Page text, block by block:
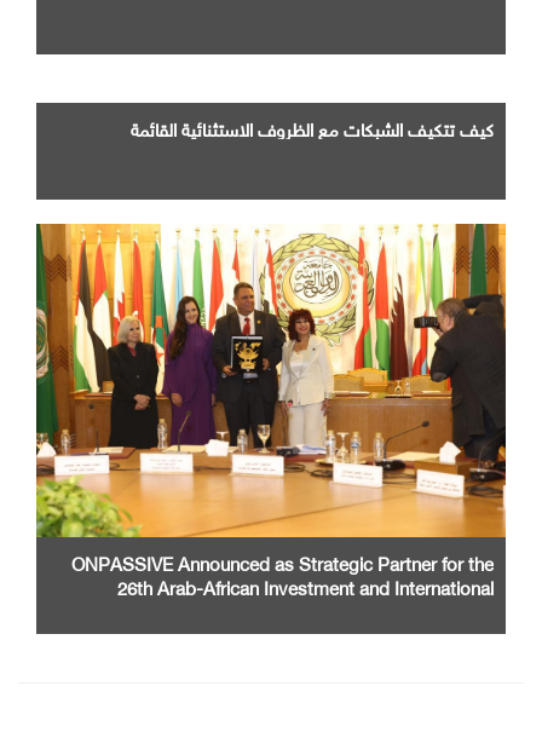
كيف تتكيف الشبكات مع الظروف الاستثنائية القائمة
ONPASSIVE Announced as Strategic Partner for the
26th Arab-African Investment and International